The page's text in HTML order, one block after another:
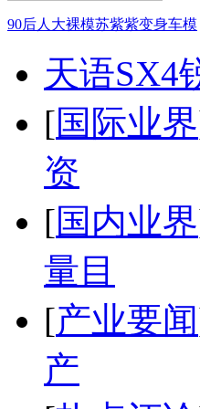
90后人大裸模苏紫紫变身车模
天语SX4
[国际业界
资
[国内业界
量目
[产业要闻
产